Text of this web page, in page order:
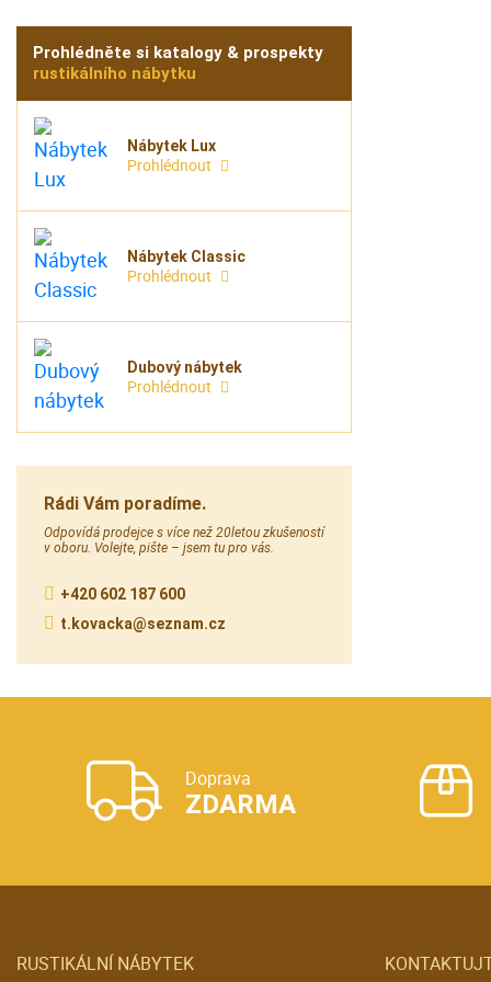
Prohlédněte si katalogy & prospekty
rustikálního nábytku
Nábytek Lux
Prohlédnout
Nábytek Classic
Prohlédnout
Dubový nábytek
Prohlédnout
Rádi Vám poradíme.
Odpovídá prodejce s více než 20letou zkušeností
v oboru. Volejte, pište – jsem tu pro vás.
+420 602 187 600
t.kovacka@seznam.cz
Doprava
ZDARMA
RUSTIKÁLNÍ NÁBYTEK